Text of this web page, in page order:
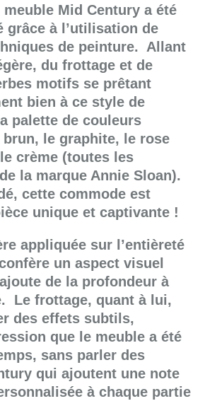
Mid Century a été
grâce à l’utilisation de
de peinture. Allant
du frottage et de
motifs se prêtant
bien à ce style de
palette de couleurs
le graphite, le rose
crème (toutes les
la marque Annie Sloan).
cette commode est
unique et captivante !
appliquée sur l’entièreté
un aspect visuel
de la profondeur à
Le frottage, quant à lui,
des effets subtils,
que le meuble a été
sans parler des
qui ajoutent une note
à chaque partie